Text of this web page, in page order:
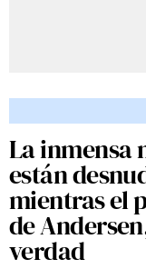
La inmensa
están
mientras el
de
verdad